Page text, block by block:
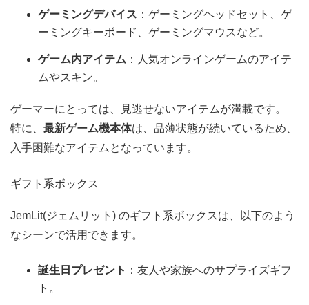
ゲーミングデバイス ：ゲーミングヘッドセット、ゲ
ーミングキーボード、ゲーミングマウスなど。
ゲーム内アイテム ：人気オンラインゲームのアイテ
ムやスキン。
ゲーマーにとっては、見逃せないアイテムが満載です。
特に、 最新ゲーム機本体は、品薄状態が続いているため、
入手困難なアイテムとなっています。
ギフト系ボックス
JemLit(ジェムリット) のギフト系ボックスは、以下のよう
なシーンで活用できます。
誕生日プレゼント ：友人や家族へのサプライズギフ
ト。